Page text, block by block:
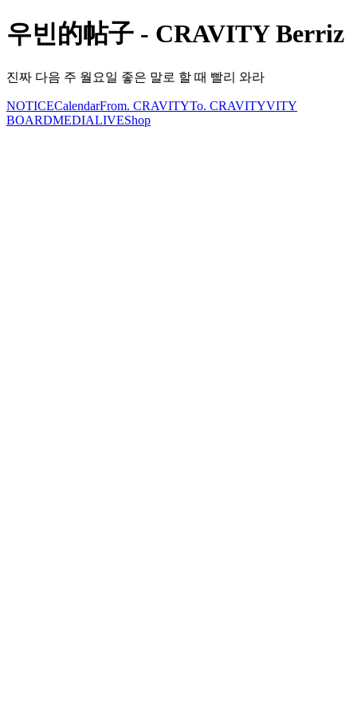
우빈的帖子 - CRAVITY Berriz
진짜 다음 주 월요일 좋은 말로 할 때 빨리 와라
NOTICECalendarFrom. CRAVITYTo. CRAVITYVITY
BOARDMEDIALIVEShop